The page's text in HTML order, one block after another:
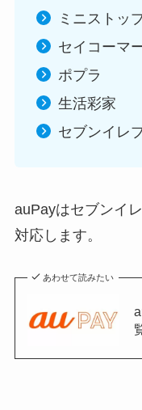
ミニストッ
セイコーマ
ポプラ
生活彩家
セブンイレ
auPayはセブンイ
対応します。
あわせて読みたい